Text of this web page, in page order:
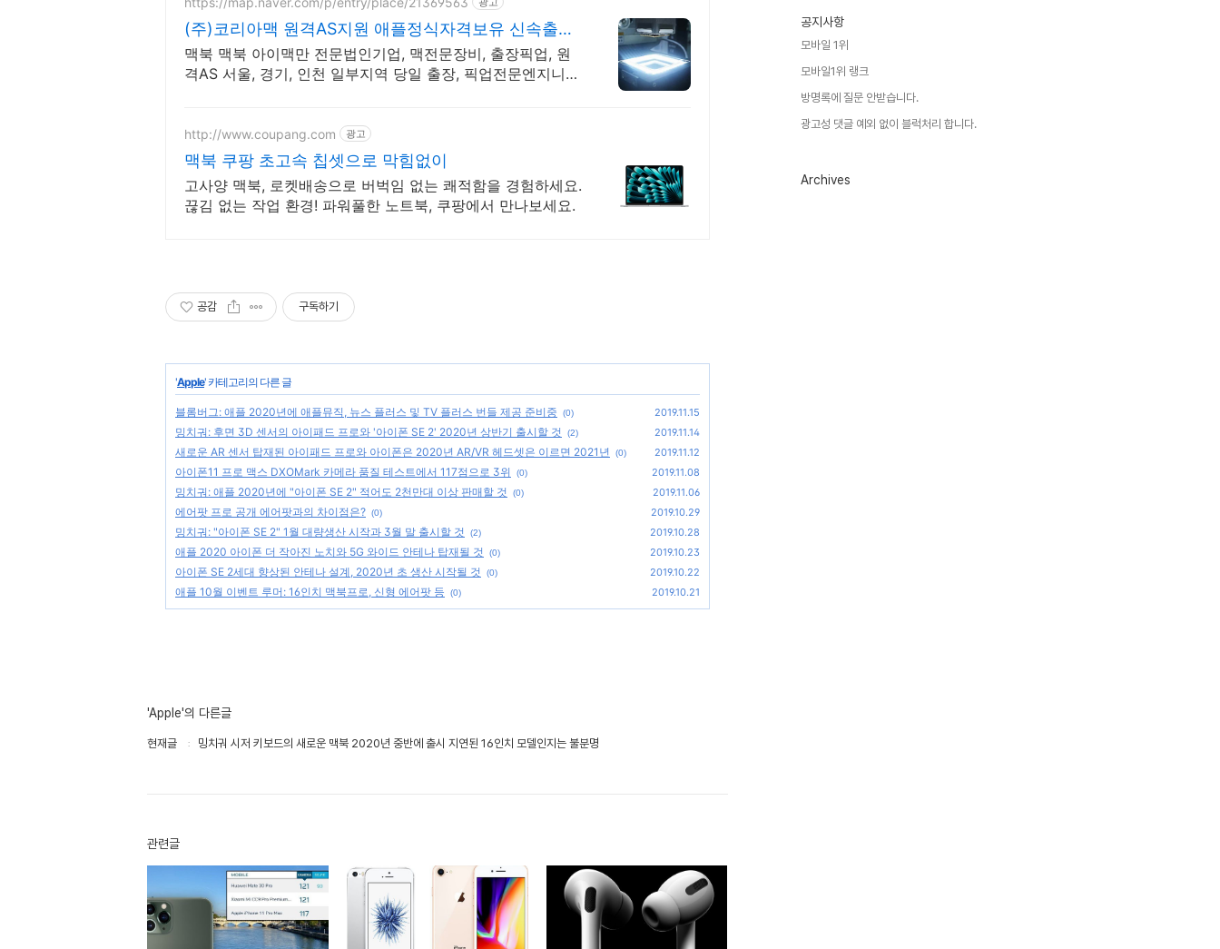
(주)코리아맥 원격AS지원 애플정식자격보유 신속출장
점검
맥북 맥북 아이맥만 전문법인기업, 맥전문장비, 출장픽업, 원
격AS 서울, 경기, 인천 일부지역 당일 출장, 픽업전문엔지니어
http://www.coupang.com 광고
맥북 쿠팡 초고속 칩셋으로 막힘없이
고사양 맥북, 로켓배송으로 버벅임 없는 쾌적함을 경험하세요.
끊김 없는 작업 환경! 파워풀한 노트북, 쿠팡에서 만나보세요.
공감 구독하기
'Apple' 카테고리의 다른 글
블롬버그: 애플 2020년에 애플뮤직, 뉴스 플러스 및 TV 플러스 번들 제공 준비중 (0) 2019.11.15
밍치궈: 후면 3D 센서의 아이패드 프로와 '아이폰 SE 2' 2020년 상반기 출시할 것 (2) 2019.11.14
새로운 AR 센서 탑재된 아이패드 프로와 아이폰은 2020년 AR/VR 헤드셋은 이르면 2021년 (0) 2019.11.12
아이폰11 프로 맥스 DXOMark 카메라 품질 테스트에서 117점으로 3위 (0) 2019.11.08
밍치궈: 애플 2020년에 "아이폰 SE 2" 적어도 2천만대 이상 판매할 것 (0) 2019.11.06
에어팟 프로 공개 에어팟과의 차이점은? (0) 2019.10.29
밍치궈: "아이폰 SE 2" 1월 대량생산 시작과 3월 말 출시할 것 (2) 2019.10.28
애플 2020 아이폰 더 작아진 노치와 5G 와이드 안테나 탑재될 것 (0) 2019.10.23
아이폰 SE 2세대 향상된 안테나 설계, 2020년 초 생산 시작될 것 (0) 2019.10.22
애플 10월 이벤트 루머: 16인치 맥북프로, 신형 에어팟 등 (0) 2019.10.21
'Apple'의 다른글
현재글 밍치궈 시저 키보드의 새로운 맥북 2020년 중반에 출시 지연된 16인치 모델인지는 불분명
관련글
공지사항
모바일 1위
모바일1위 랭크
방명록에 질문 안받습니다.
광고성 댓글 예외 없이 블럭처리 합니다.
Archives